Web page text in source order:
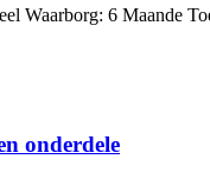
Waarborg: 6 Maande
onderdele